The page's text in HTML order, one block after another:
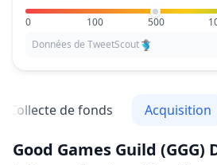
0 100 500
Données de TweetScout
Collecte de fonds Acquisition
Good Games Guild (GGG)